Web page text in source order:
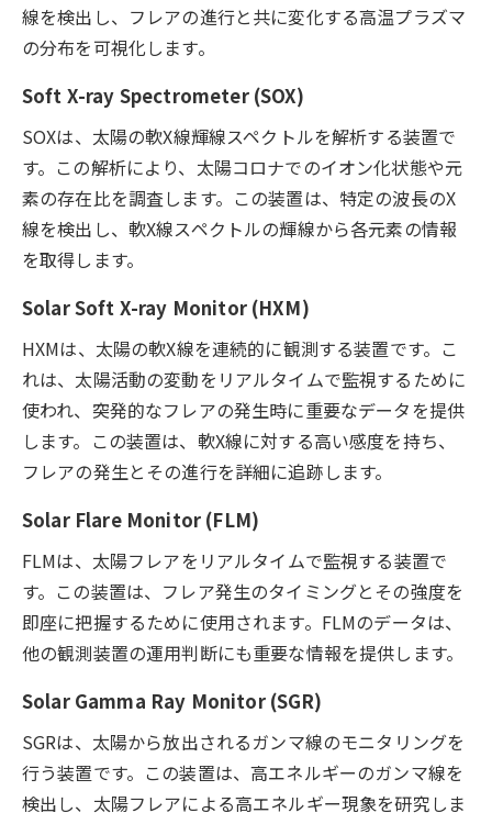
線を検出し、フレアの進行と共に変化する高温プラズマ
の分布を可視化します。
Soft X-ray Spectrometer (SOX)
SOXは、太陽の軟X線輝線スペクトルを解析する装置で
す。この解析により、太陽コロナでのイオン化状態や元
素の存在比を調査します。この装置は、特定の波長のX
線を検出し、軟X線スペクトルの輝線から各元素の情報
を取得します。
Solar Soft X-ray Monitor (HXM)
HXMは、太陽の軟X線を連続的に観測する装置です。こ
れは、太陽活動の変動をリアルタイムで監視するために
使われ、突発的なフレアの発生時に重要なデータを提供
します。この装置は、軟X線に対する高い感度を持ち、
フレアの発生とその進行を詳細に追跡します。
Solar Flare Monitor (FLM)
FLMは、太陽フレアをリアルタイムで監視する装置で
す。この装置は、フレア発生のタイミングとその強度を
即座に把握するために使用されます。FLMのデータは、
他の観測装置の運用判断にも重要な情報を提供します。
Solar Gamma Ray Monitor (SGR)
SGRは、太陽から放出されるガンマ線のモニタリングを
行う装置です。この装置は、高エネルギーのガンマ線を
検出し、太陽フレアによる高エネルギー現象を研究しま